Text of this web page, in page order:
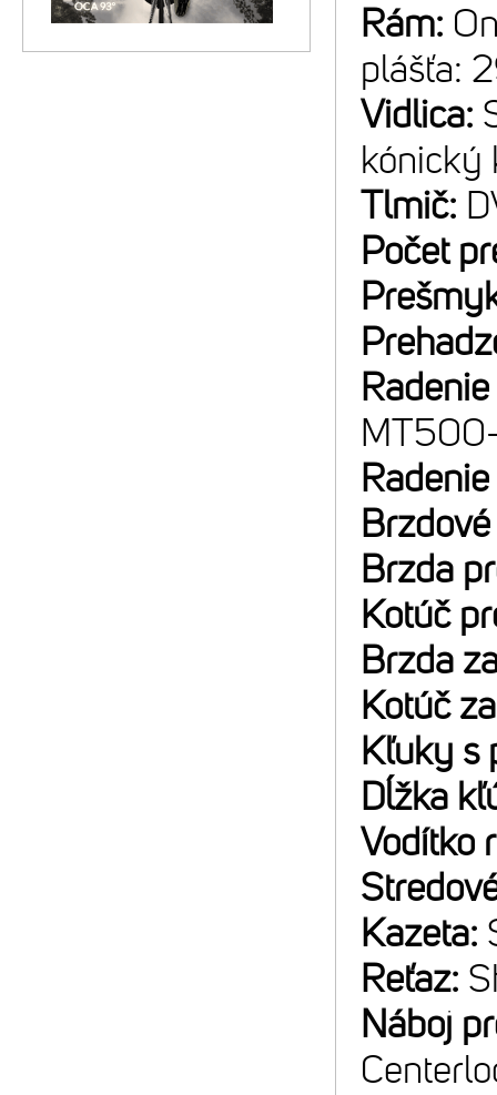
Rám:
plášťa:
Vidlica:
kónický
Tlmič:
Počet
Brzda
Kotúč
Brzda
Kotúč
Kľuky s
Dĺžka
Vodítko
Kazeta:
Reťaz:
Náboj